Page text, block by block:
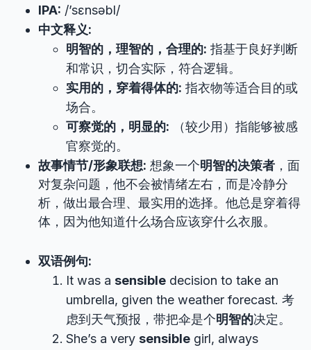
IPA: /’sɛnsəbl/
中文释义:
明智的，理智的，合理的: 指基于良好判断
和常识，切合实际，符合逻辑。
实用的，穿着得体的: 指衣物等适合目的或
场合。
可察觉的，明显的: （较少用）指能够被感
官察觉的。
故事情节/形象联想: 想象一个明智的决策者 ，面
对复杂问题，他不会被情绪左右，而是冷静分
析，做出最合理、最实用的选择。他总是穿着得
体，因为他知道什么场合应该穿什么衣服。
双语例句:
It was a sensible decision to take an
umbrella, given the weather forecast. 考
虑到天气预报，带把伞是个明智的决定。
She’s a very sensible girl, always